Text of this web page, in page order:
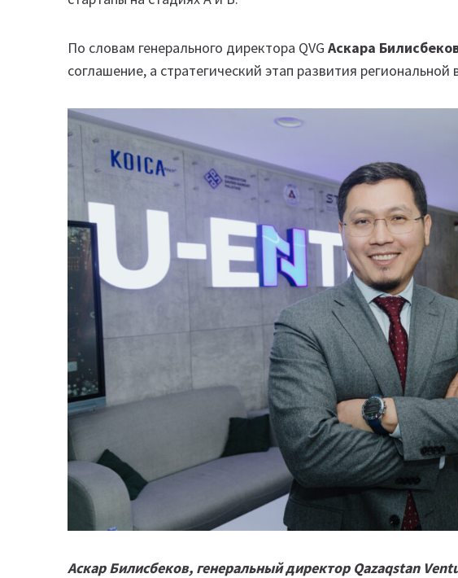
По словам генерального директора QVG Аскара
соглашение, а стратегический этап развития региональной
Аскар Билисбеков, генеральный директор Qazaqstan